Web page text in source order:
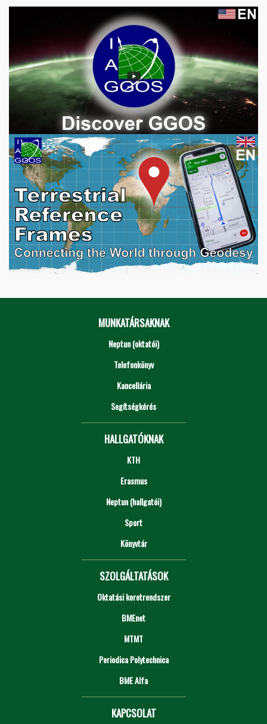
MUNKATÁRSAKNAK
Neptun (oktatói)
Telefonkönyv
Kancellária
Segítségkérés
HALLGATÓKNAK
KTH
Erasmus
Neptun (hallgatói)
Sport
Könyvtár
SZOLGÁLTATÁSOK
Oktatási keretrendszer
BMEnet
MTMT
Periodica Polytechnica
BME Alfa
KAPCSOLAT